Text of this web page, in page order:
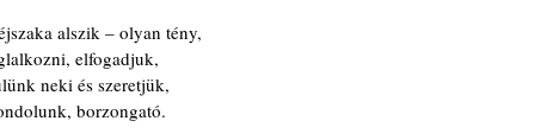
alszik – olyan tény,
elfogadjuk,
neki és szeretjük,
borzongató.